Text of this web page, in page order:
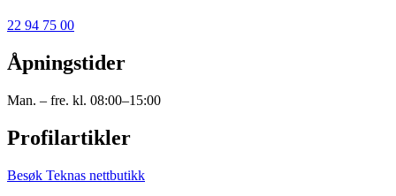
22 94 75 00
Åpningstider
Man. – fre. kl. 08:00–15:00
Profilartikler
Besøk Teknas nettbutikk